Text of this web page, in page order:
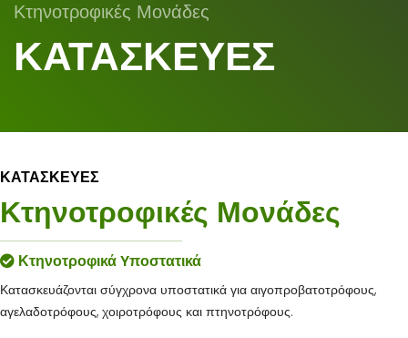
Κτηνοτροφικές Μονάδες
ΚΑΤΑΣΚΕΥΕΣ
ΚΑΤΑΣΚΕΥΕΣ
Κτηνοτροφικές Μονάδες
Κτηνοτροφικά Yποστατικά
Κατασκευάζονται σύγχρονα υποστατικά για αιγοπροβατοτρόφους,
αγελαδοτρόφους, χοιροτρόφους και πτηνοτρόφους.